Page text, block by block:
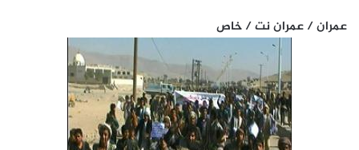
عمران / عمران نت / خاص